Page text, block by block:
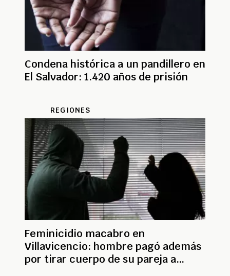
Condena histórica a un pandillero en
El Salvador: 1.420 años de prisión
REGIONES
Feminicidio macabro en
Villavicencio: hombre pagó además
por tirar cuerpo de su pareja a